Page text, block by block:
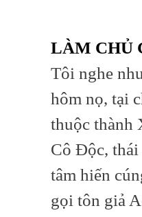
LÀM CHỦ
Tôi nghe
hôm nọ, tại
thuộc thành
Cô Độc,
tâm hiến
gọi tôn giả